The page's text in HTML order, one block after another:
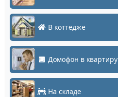
В коттедже
Домофон в квартиру
На складе